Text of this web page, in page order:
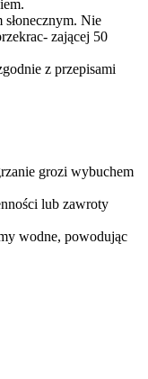
słonecznym. Nie
zającej 50
z przepisami
grozi wybuchem
lub zawroty
wodne, powodując